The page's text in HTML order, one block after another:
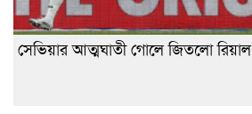
সেভিয়ার আত্মঘাতী গোলে জিতলো রিয়াল